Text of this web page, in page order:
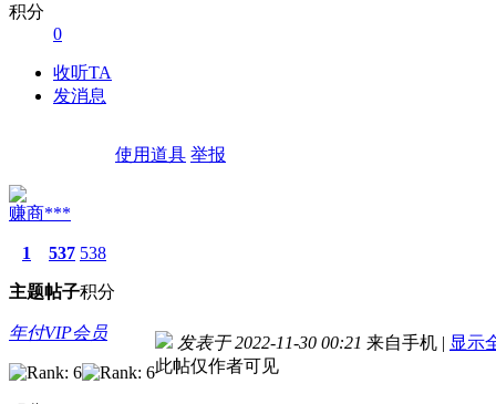
积分
0
收听TA
发消息
使用道具 举报
赚商***
1
主题
537
帖子
538
积分
年付VIP会员
发表于 2022-11-30 00:21 来自手机 | 显示
此帖仅作者可见